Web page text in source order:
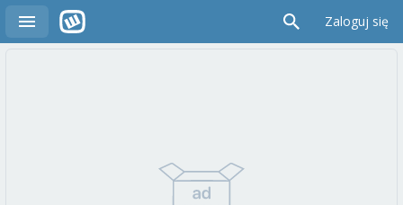
Zaloguj się